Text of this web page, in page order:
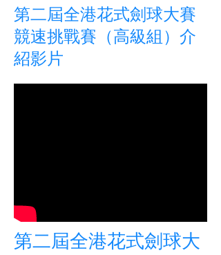
第二屆全港花式劍球大賽
競速挑戰賽（高級組）介
紹影片
第二屆全港花式劍球大